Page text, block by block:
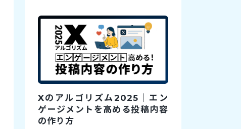
Xのアルゴリズム2025｜エン
ゲージメントを高める投稿内容
の作り方